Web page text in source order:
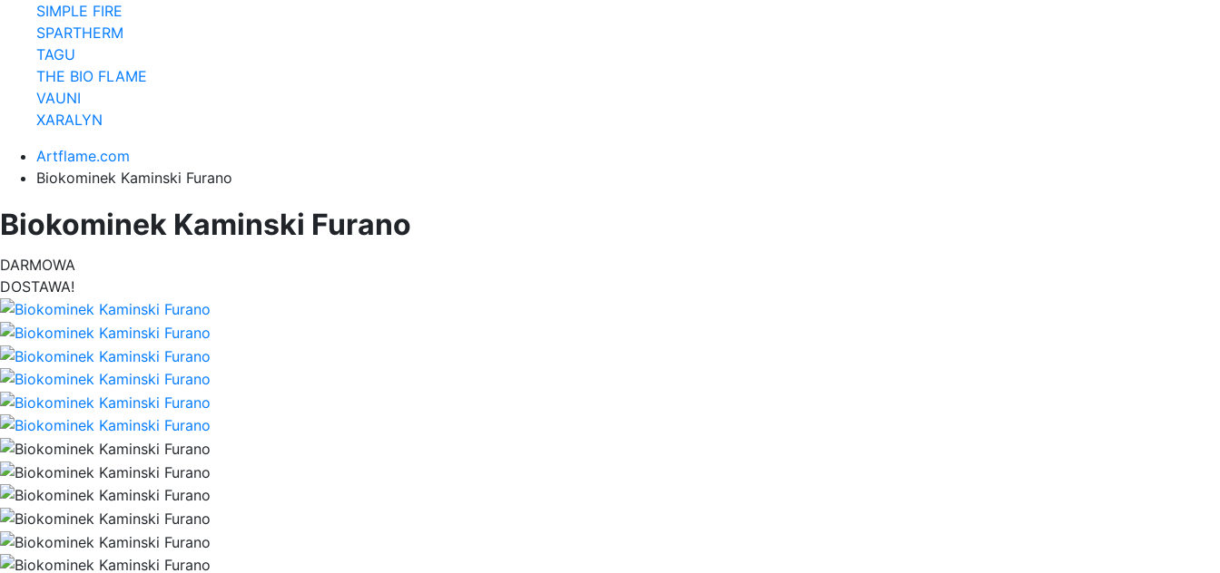
SIMPLE FIRE
SPARTHERM
TAGU
THE BIO FLAME
VAUNI
XARALYN
Artflame.com
Biokominek Kaminski Furano
Biokominek Kaminski Furano
DARMOWA
DOSTAWA!